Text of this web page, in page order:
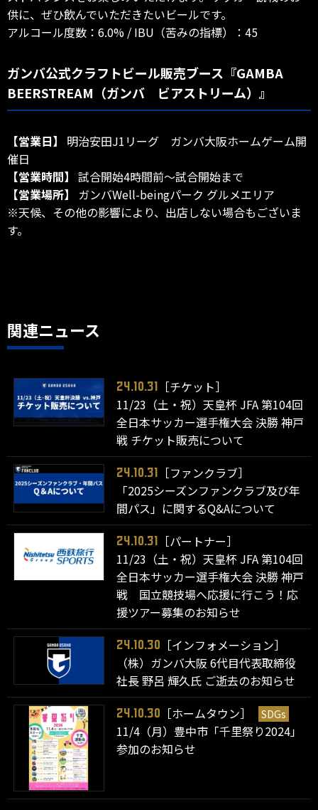
供に、ぜひ飲んでいただきたいビールです。
アルコール度数：6.0% / IBU（苦みの指標）：45
ガンバ公式クラフトビール販売ブース『GAMBA
BEERSTREAM（ガンバ ビアストリーム）』
【営業日】
明治安田J1リーグ ガンバ大阪ホームゲーム開
催日
【営業時間】 試合開始4時間前～試合開始まで
【営業場所】
ガンバWell-beingパーク グルメエリア
※天候、その他の影響により、出店しない場合もございま
す。
関連ニュース
24.10.31
［チケット］
11/23（土・祝）天皇杯 JFA 第104回
全日本サッカー選手権大会 決勝 神戸
戦 チケット販売について
24.10.31
［ファンクラブ］
「2025シーズンファンクラブ及び年
間パス」に関するQ&Aについて
24.10.31
［パートナー］
11/23（土・祝）天皇杯 JFA 第104回
全日本サッカー選手権大会 決勝 神戸
戦 国立競技場へ応援に行こう！応
援ツアー募集のお知らせ
24.10.30
［インフォメーション］
（株）ガンバ大阪 6代目代表取締役
社長 野呂 輝久氏 ご逝去のお知らせ
24.10.30 ［ホームタウン］ SDGs
11/4（月）豊中市「千里祭り2024」
参加のお知らせ